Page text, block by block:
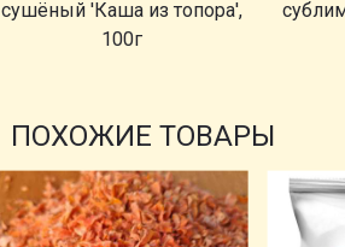
сушёный 'Каша из топора',
100г
ПОХОЖИЕ ТОВАРЫ